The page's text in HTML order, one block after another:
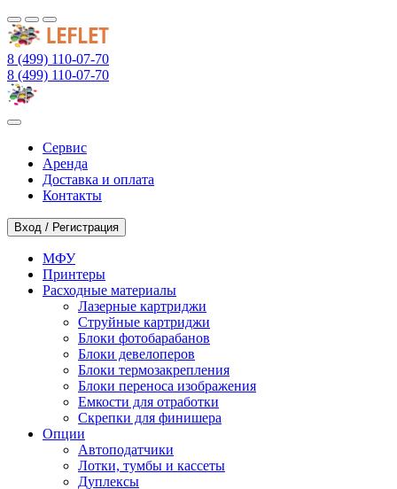
8 (499) 110-07-70
8 (499) 110-07-70
Сервис
Аренда
Доставка и оплата
Контакты
Вход / Регистрация
МФУ
Принтеры
Расходные материалы
Лазерные картриджи
Струйные картриджи
Блоки фотобарабанов
Блоки девелоперов
Блоки термозакрепления
Блоки переноса изображения
Емкости для отработки
Скрепки для финишера
Опции
Автоподатчики
Лотки, тумбы и кассеты
Дуплексы